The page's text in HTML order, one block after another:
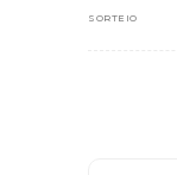
SORTEIO